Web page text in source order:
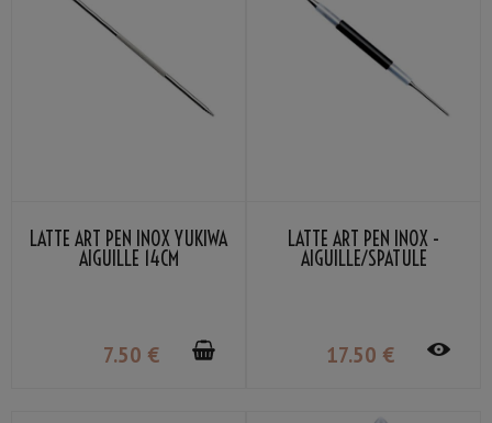
LATTE ART PEN INOX YUKIWA
AIGUILLE 14CM
7.50 €
LATTE ART PEN INOX -
AIGUILLE/SPATULE
17.50 €